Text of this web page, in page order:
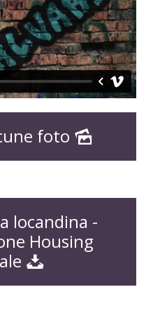
foto
locandina -
Housing